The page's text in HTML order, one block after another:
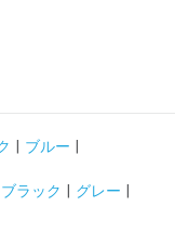
ブルー
ブラック グレー